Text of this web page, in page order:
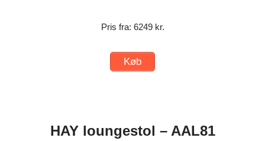
Pris fra: 6249 kr.
Køb
HAY loungestol – AAL81